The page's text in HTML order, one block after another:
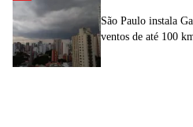
São Paulo instala
ventos de até 100